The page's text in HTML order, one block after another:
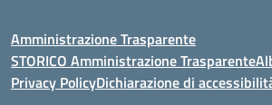
Amministrazione Trasparente
STORICO Amministrazione Trasparente
Privacy PolicyDichiarazione di